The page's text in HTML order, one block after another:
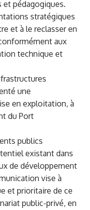
et pédagogiques.
stratégiques
et à le reclasser en
aux
technique et
une
en exploitation, à
du Port
publics
existant dans
de développement
vise à
et prioritaire de ce
public-privé, en